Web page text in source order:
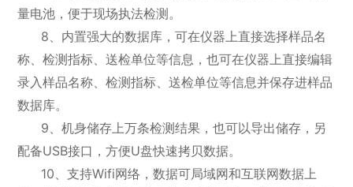
量电池，便于现场执法检测。
8、内置强大的数据库，可在仪器上直接选择样品名
称、检测指标、送检单位等信息，也可在仪器上直接编辑
录入样品名称、检测指标、送检单位等信息并保存进样品
数据库。
9、机身储存上万条检测结果，也可以导出储存，另
配备USB接口，方便U盘快速拷贝数据。
10、支持Wifi网络，数据可局域网和互联网数据上